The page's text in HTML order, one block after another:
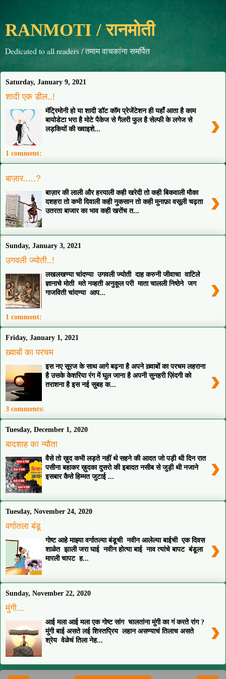
RANMOTI / रानमोती
Dedicated to all readers / तमाम वाचकांना समर्पित
Saturday, January 9, 2021
शादी एक डील..!
›
मॅट्रिमोनी हो या शादी डॉट कॉम प्रेजेंटेशन ही यहाँ आता है काम
बायोडेटा भरा है मोटे पैकेज से गैलरी फुल है सेल्फी के लगेज से
लड़कियों की ख्वाइशे...
1 comment:
बाज़ार.....?
›
बाज़ार की लाली और हरयाली कही खरेदी तो कही बिकवाली मौका
दशहरा तो कभी दिवाली कही नुकसान तो कही मुनाफ़ा वसूली चढ़ता
उतरता बाजार का भाव कही खरोंच त...
Sunday, January 3, 2021
उगवली ज्योती..!
›
लखलखण्या चांदण्या उगवली ज्योती दाह करुनी जीवाचा वाटिले
ज्ञानाचे मोती मते नव्हती अनुकूल परी माता चालली निष्ठेने जग
गाजविती चांदण्या आप...
1 comment:
Friday, January 1, 2021
ख़्वाबों का परचम
›
इस नए सूरज के साथ आगे बढ़ना है अपने ख़्वाबों का परचम लहराना
है उसके केशरिया रंग में घुल जाना है अपनी सुनहरी ज़िंदगी को
तराशना है इस नई सुबह क...
3 comments:
Tuesday, December 1, 2020
बादशाह का न्यौता
›
वैसे तो ख़ुद कभी लड़ते नहीं थे सहने की आदत जो पड़ी थी दिन रात
पसीना बहाकर ख़ुदका दुसरो की इबादत नसीब से जुड़ी थी नजाने
इसबार कैसे हिम्मत जुटाई ...
Tuesday, November 24, 2020
वर्गातला बंडू
›
गोष्ट आहे माझ्या वर्गातल्या बंडूची नवीन आलेल्या बाईची एक दिवस
शाळेत झाली जरा घाई नवीन होत्या बाई नाव त्यांचे बापट बंडूला
मारली चापट ह...
Sunday, November 22, 2020
मुंगी...
›
आई मला आई मला एक गोष्ट सांग चालतांना मुंगी का गं करते रांग ?
मुंगी बाई असते लई शिस्तप्रिय लहान असण्याचं तिलाच असते
श्रेय वेळेचं तिला नेह...